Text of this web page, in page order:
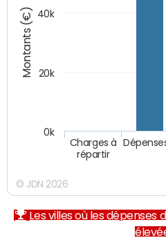
Montants (€)
Charges à
répartir
0k
20k
40k
© JDN 2026
Les villes où les dépenses